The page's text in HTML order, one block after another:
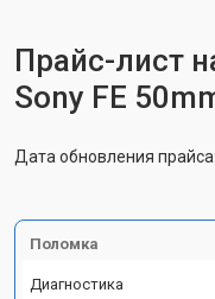
Прайс-лист
Sony FE
Дата обновления
Поломка
Диагностика